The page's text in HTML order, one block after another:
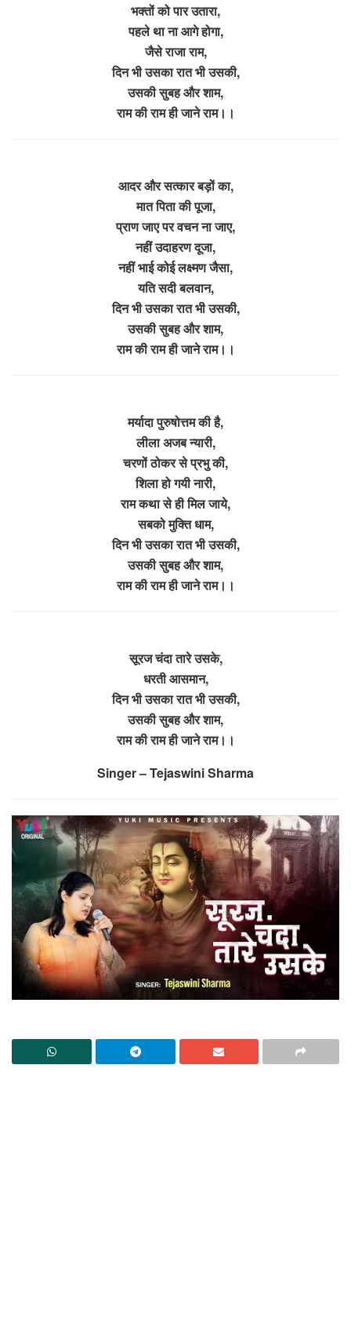
भक्तों को पार उतारा,
पहले था ना आगे होगा,
जैसे राजा राम,
दिन भी उसका रात भी उसकी,
उसकी सुबह और शाम,
राम की राम ही जाने राम।।
आदर और सत्कार बड़ों का,
मात पिता की पूजा,
प्राण जाए पर वचन ना जाए,
नहीं उदाहरण दूजा,
नहीं भाई कोई लक्ष्मण जैसा,
यति सदी बलवान,
दिन भी उसका रात भी उसकी,
उसकी सुबह और शाम,
राम की राम ही जाने राम।।
मर्यादा पुरुषोत्तम की है,
लीला अजब न्यारी,
चरणों ठोकर से प्रभु की,
शिला हो गयी नारी,
राम कथा से ही मिल जाये,
सबको मुक्ति धाम,
दिन भी उसका रात भी उसकी,
उसकी सुबह और शाम,
राम की राम ही जाने राम।।
सूरज चंदा तारे उसके,
धरती आसमान,
दिन भी उसका रात भी उसकी,
उसकी सुबह और शाम,
राम की राम ही जाने राम।।
Singer – Tejaswini Sharma